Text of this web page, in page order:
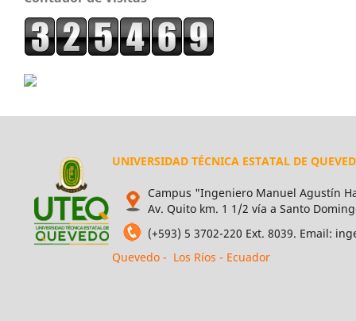
UNIVERSIDAD TÉCNICA ESTATAL DE
Campus "Ingeniero Manuel Agustín
Av. Quito km. 1 1/2 vía a Santo
(+593) 5 3702-220 Ext. 8039. Email:
Quevedo - Los Ríos - Ecuador